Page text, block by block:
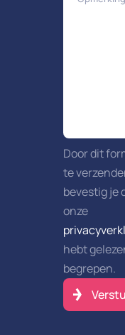
Door dit
te
bevestig je
onze
hebt
begrepen.